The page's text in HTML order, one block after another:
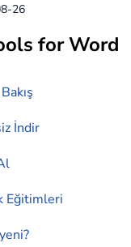
26
for Word
İndir
Eğitimleri